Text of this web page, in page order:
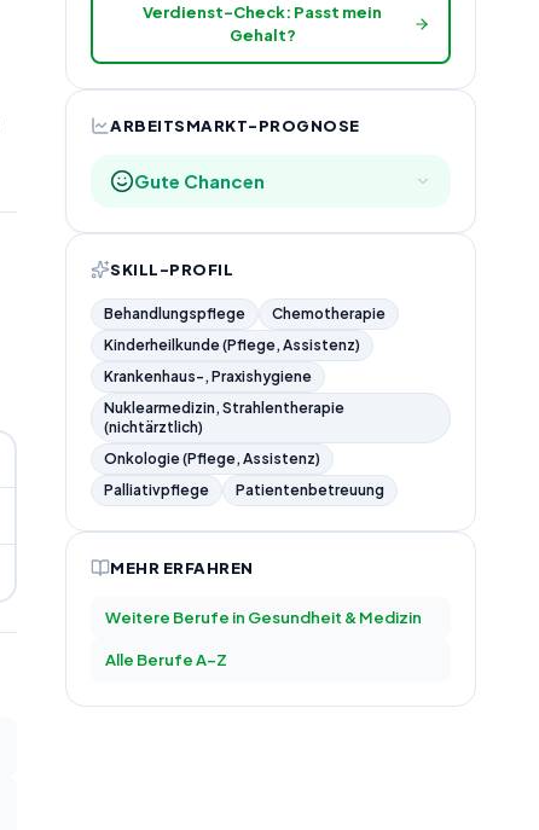
Verdienst-Check: Passt mein
Gehalt?
ARBEITSMARKT-PROGNOSE
Gute Chancen
SKILL-PROFIL
Behandlungspflege
Chemotherapie
Kinderheilkunde (Pflege, Assistenz)
Krankenhaus-, Praxishygiene
Nuklearmedizin, Strahlentherapie
(nichtärztlich)
Onkologie (Pflege, Assistenz)
Palliativpflege
Patientenbetreuung
MEHR ERFAHREN
Weitere Berufe in Gesundheit & Medizin
Alle Berufe A–Z